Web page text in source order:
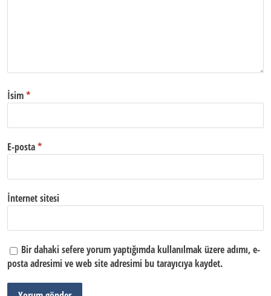
İsim*
E-posta*
İnternet sitesi
Bir dahaki sefere yorum yaptığımda kullanılmak üzere adımı, e-
posta adresimi ve web site adresimi bu tarayıcıya kaydet.